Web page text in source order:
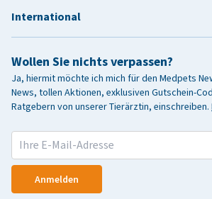
Wollen Sie nichts verpassen?
Ja, hiermit möchte ich mich für den Medpets
News, tollen Aktionen, exklusiven Gutschein-
Ratgebern von unserer Tierärztin, einschreiben.
Anmelden
International